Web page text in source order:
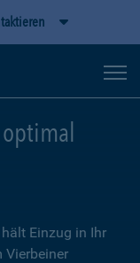
Einzug in Ihr
Vierbeiner